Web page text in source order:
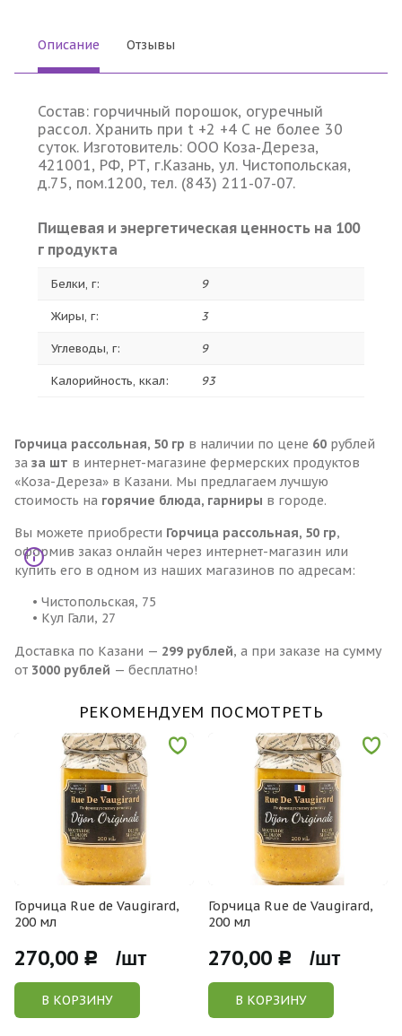
Описание Отзывы
Состав: горчичный порошок, огуречный
рассол. Хранить при t +2 +4 С не более 30
суток. Изготовитель: ООО Коза-Дереза,
421001, РФ, РТ, г.Казань, ул. Чистопольская,
д.75, пом.1200, тел. (843) 211-07-07.
Пищевая и энергетическая ценность на 100
г продукта
Белки, г: 9
Жиры, г: 3
Углеводы, г: 9
Калорийность, ккал: 93
Горчица рассольная, 50 гр в наличии по цене 60 рублей
за за шт в интернет-магазине фермерских продуктов
«Коза-Дереза» в Казани. Мы предлагаем лучшую
стоимость на горячие блюда, гарниры в городе.
Вы можете приобрести Горчица рассольная, 50 гр,
оформив заказ онлайн через интернет-магазин или
купить его в одном из наших магазинов по адресам:
• Чистопольская, 75
• Кул Гали, 27
Доставка по Казани — 299 рублей, а при заказе на сумму
от 3000 рублей — бесплатно!
РЕКОМЕНДУЕМ ПОСМОТРЕТЬ
Горчица Rue de Vaugirard,
200 мл
270,00 Р /шт
В КОРЗИНУ
Горчица Rue de Vaugirard,
200 мл
270,00 Р /шт
В КОРЗИНУ